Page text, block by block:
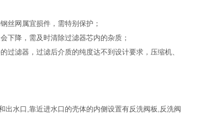
丝网属宜损件，需特别保护；
下降，需及时清除过滤器芯内的杂质；
滤器，过滤后介质的纯度达不到设计要求，压缩机、
水口,靠近进水口的壳体的内侧设置有反洗阀板,反洗阀